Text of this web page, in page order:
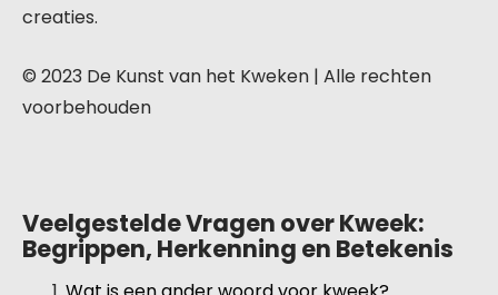
creaties.
© 2023 De Kunst van het Kweken | Alle rechten
voorbehouden
Veelgestelde Vragen over Kweek:
Begrippen, Herkenning en Betekenis